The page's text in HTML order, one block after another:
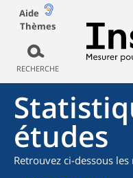
Aide
Thèmes
RECHERCHE
études
Retrouvez ci-dessous